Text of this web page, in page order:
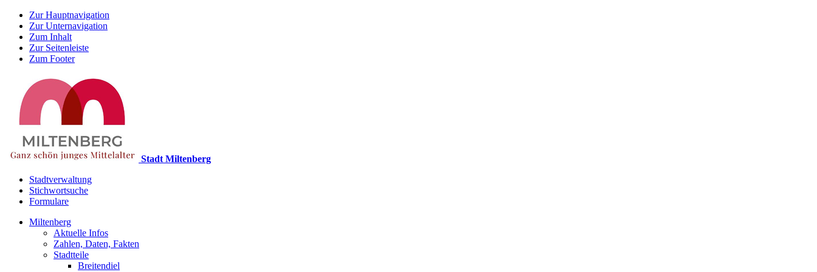
Zur Hauptnavigation
Zur Unternavigation
Zum Inhalt
Zur Seitenleiste
Zum Footer
Stadt Miltenberg
Stadtverwaltung
Stichwortsuche
Formulare
Miltenberg
Aktuelle Infos
Zahlen, Daten, Fakten
Stadtteile
Breitendiel